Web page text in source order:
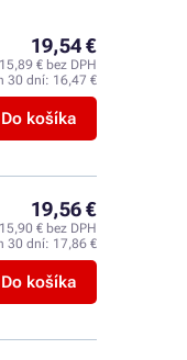
19,54 €
15,89 € bez DPH
30 dní: 16,47 €
Do košíka
19,56 €
15,90 € bez DPH
30 dní: 17,86 €
Do košíka